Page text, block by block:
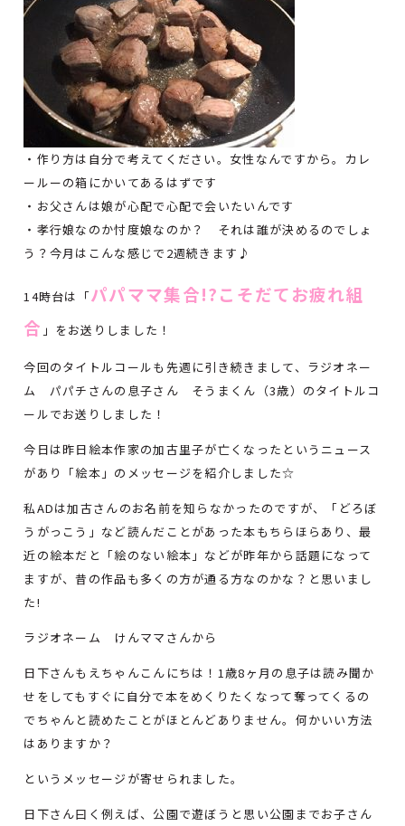
・作り方は自分で考えてください。女性なんですから。カレ
ールーの箱にかいてあるはずです
・お父さんは娘が心配で心配で会いたいんです
・孝行娘なのか忖度娘なのか？ それは誰が決めるのでしょ
う？今月はこんな感じで2週続きます♪
14時台は「パパママ集合!?こそだてお疲れ組
合 」をお送りしました！
今回のタイトルコールも先週に引き続きまして、ラジオネー
ム パパチさんの息子さん そうまくん（3歳）のタイトルコ
ールでお送りしました！
今日は昨日絵本作家の加古里子が亡くなったというニュース
があり「絵本」のメッセージを紹介しました☆
私ADは加古さんのお名前を知らなかったのですが、「どろぼ
うがっこう」など読んだことがあった本もちらほらあり、最
近の絵本だと「絵のない絵本」などが昨年から話題になって
ますが、昔の作品も多くの方が通る方なのかな？と思いまし
た!
ラジオネーム けんママさんから
日下さんもえちゃんこんにちは！1歳8ヶ月の息子は読み聞か
せをしてもすぐに自分で本をめくりたくなって奪ってくるの
でちゃんと読めたことがほとんどありません。何かいい方法
はありますか？
というメッセージが寄せられました。
日下さん曰く例えば、公園で遊ぼうと思い公園までお子さん